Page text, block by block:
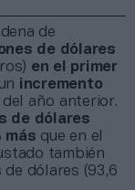
de
de dólares
en el primer
incremento
año anterior.
de dólares
más que en el
también
dólares (93,6